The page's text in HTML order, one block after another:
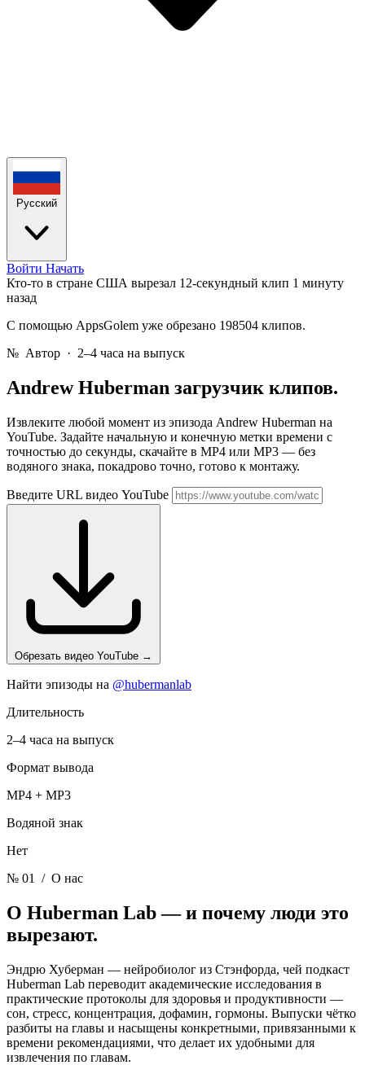
Русский
Войти Начать
Кто-то в стране США вырезал 12-секундный клип 1 минуту
назад
С помощью AppsGolem уже обрезано 198504 клипов.
№ Автор · 2–4 часа на выпуск
Andrew Huberman загрузчик клипов.
Извлеките любой момент из эпизода Andrew Huberman на
YouTube. Задайте начальную и конечную метки времени с
точностью до секунды, скачайте в MP4 или MP3 — без
водяного знака, покадрово точно, готово к монтажу.
Введите URL видео YouTube
Обрезать видео YouTube →
Найти эпизоды на @hubermanlab
Длительность
2–4 часа на выпуск
Формат вывода
MP4 + MP3
Водяной знак
Нет
№ 01
/ О нас
О Huberman Lab —и почему люди это
вырезают.
Эндрю Хуберман — нейробиолог из Стэнфорда, чей подкаст
Huberman Lab переводит академические исследования в
практические протоколы для здоровья и продуктивности —
сон, стресс, концентрация, дофамин, гормоны. Выпуски чётко
разбиты на главы и насыщены конкретными, привязанными к
времени рекомендациями, что делает их удобными для
извлечения по главам.